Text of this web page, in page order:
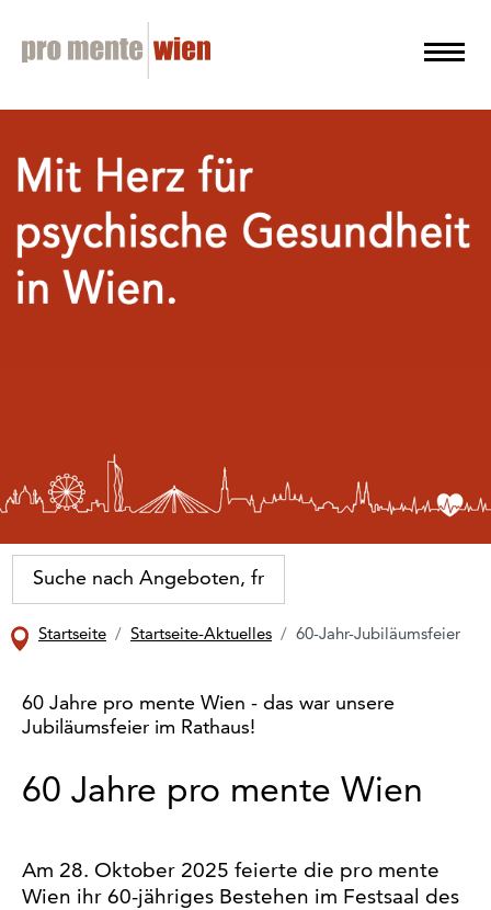
Startseite Startseite-Aktuelles 60-Jahr-Jubiläumsfeier
60 Jahre pro mente Wien - das war unsere
Jubiläumsfeier im Rathaus!
60 Jahre pro mente Wien
Am 28. Oktober 2025 feierte die pro mente
Wien ihr 60-jähriges Bestehen im Festsaal des